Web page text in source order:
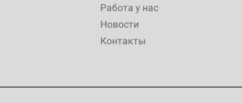
Работа у нас
Новости
Контакты